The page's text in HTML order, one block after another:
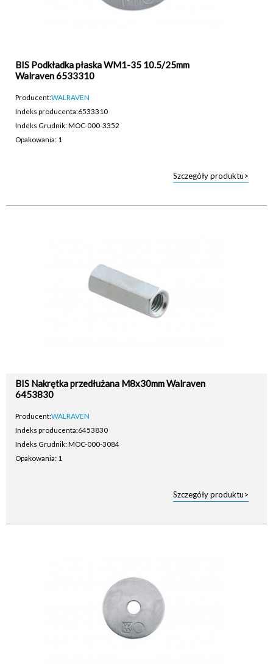
BIS Podkładka płaska WM1-35 10.5/25mm
Walraven 6533310
Producent:WALRAVEN
Indeks producenta:6533310
Indeks Grudnik: MOC-000-3352
Opakowania: 1
Szczegóły produktu>
BIS Nakrętka przedłużana M8x30mm Walraven
6453830
Producent:WALRAVEN
Indeks producenta:6453830
Indeks Grudnik: MOC-000-3084
Opakowania: 1
Szczegóły produktu>